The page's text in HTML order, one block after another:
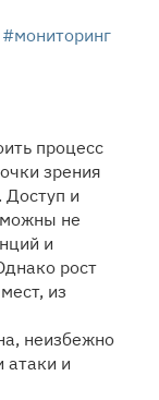
#мониторинг
процесс
зрения
Доступ и
не
и
рост
из
неизбежно
атаки и